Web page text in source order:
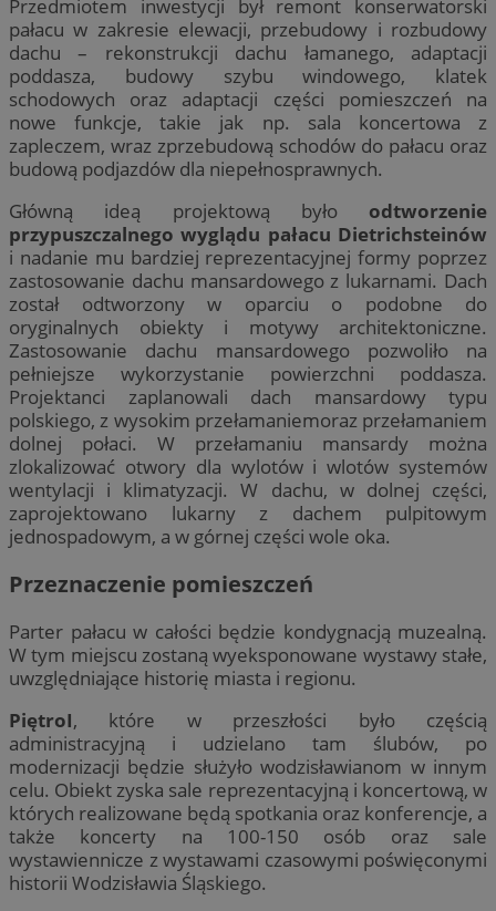
Przedmiotem inwestycji był remont konserwatorski
pałacu w zakresie elewacji, przebudowy i rozbudowy
dachu – rekonstrukcji dachu łamanego, adaptacji
poddasza, budowy szybu windowego, klatek
schodowych oraz adaptacji części pomieszczeń na
nowe funkcje, takie jak np. sala koncertowa z
zapleczem, wraz zprzebudową schodów do pałacu oraz
budową podjazdów dla niepełnosprawnych.
Główną ideą projektową było odtworzenie
przypuszczalnego wyglądu pałacu Dietrichsteinów
i nadanie mu bardziej reprezentacyjnej formy poprzez
zastosowanie dachu mansardowego z lukarnami. Dach
został odtworzony w oparciu o podobne do
oryginalnych obiekty i motywy architektoniczne.
Zastosowanie dachu mansardowego pozwoliło na
pełniejsze wykorzystanie powierzchni poddasza.
Projektanci zaplanowali dach mansardowy typu
polskiego, z wysokim przełamaniemoraz przełamaniem
dolnej połaci. W przełamaniu mansardy można
zlokalizować otwory dla wylotów i wlotów systemów
wentylacji i klimatyzacji. W dachu, w dolnej części,
zaprojektowano lukarny z dachem pulpitowym
jednospadowym, a w górnej części wole oka.
Przeznaczenie pomieszczeń
Parter pałacu w całości będzie kondygnacją muzealną.
W tym miejscu zostaną wyeksponowane wystawy stałe,
uwzględniające historię miasta i regionu.
PiętroI, które w przeszłości było częścią
administracyjną i udzielano tam ślubów, po
modernizacji będzie służyło wodzisławianom w innym
celu. Obiekt zyska sale reprezentacyjną i koncertową, w
których realizowane będą spotkania oraz konferencje, a
także koncerty na 100-150 osób oraz sale
wystawiennicze z wystawami czasowymi poświęconymi
historii Wodzisławia Śląskiego.